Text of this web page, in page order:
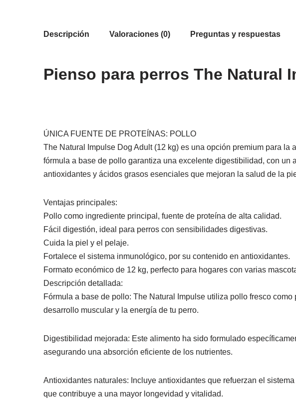
Descripción Valoraciones (0) Preguntas y respuestas
Pienso para perros The Natural
ÚNICA FUENTE DE PROTEÍNAS: POLLO
The Natural Impulse Dog Adult (12 kg) es una opción premium para
fórmula a base de pollo garantiza una excelente digestibilidad, con
antioxidantes y ácidos grasos esenciales que mejoran la salud de la
Ventajas principales:
Pollo como ingrediente principal, fuente de proteína de alta calidad.
Fácil digestión, ideal para perros con sensibilidades digestivas.
Cuida la piel y el pelaje.
Fortalece el sistema inmunológico, por su contenido en antioxidantes.
Formato económico de 12 kg, perfecto para hogares con varias
Descripción detallada:
Fórmula a base de pollo: The Natural Impulse utiliza pollo fresco
desarrollo muscular y la energía de tu perro.
Digestibilidad mejorada: Este alimento ha sido formulado
asegurando una absorción eficiente de los nutrientes.
Antioxidantes naturales: Incluye antioxidantes que refuerzan el
que contribuye a una mayor longevidad y vitalidad.